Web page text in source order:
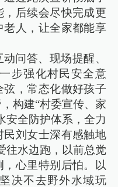
后续会尽快完成更
人，让全家都能享
问答、现场提醒、
步强化村民安全意
，常态化做好孩子
构建“村委宣传、家
安全防护体系，全力
刘女士深有感触地
往水边跑，以前总觉
心里特别后怕。以
决不去野外水域玩